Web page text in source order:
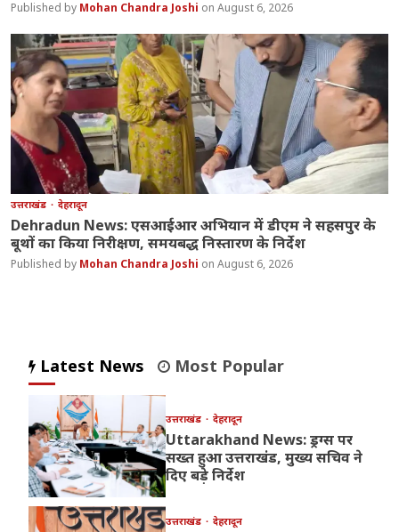
Mohan Chandra Joshi August 6, 2026
उत्तराखंड देहरादून
Dehradun News: एसआईआर अभियान में डीएम ने सहसपुर के
बूथों का किया निरीक्षण, समयबद्ध निस्तारण के निर्देश
Mohan Chandra Joshi August 6, 2026
Latest News Most Popular
उत्तराखंड देहरादून
Uttarakhand News: ड्रग्स पर
सख्त हुआ उत्तराखंड, मुख्य सचिव ने
दिए बड़े निर्देश
उत्तराखंड देहरादून